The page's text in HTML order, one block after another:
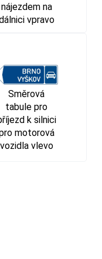
nájezdem na
vpravo
Směrová
tabule pro
k silnici
motorová
vozidla vlevo